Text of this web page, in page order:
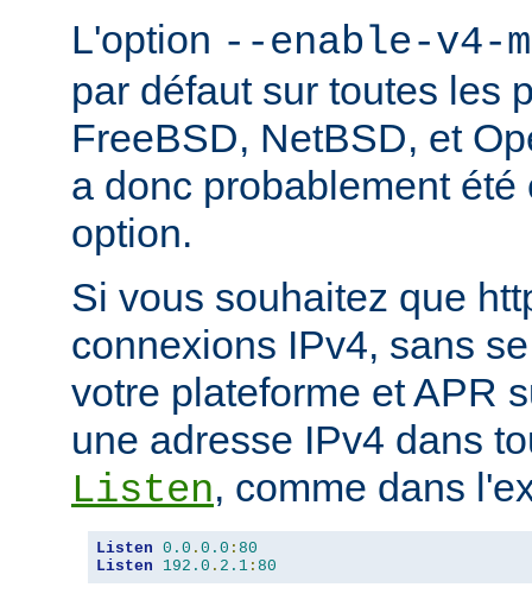
L'option --enable-v4-
par défaut sur toutes les
FreeBSD, NetBSD, et
a donc probablement
option.
Si vous souhaitez que
connexions IPv4, sans
votre plateforme et APR
une adresse IPv4 dans
Listen, comme dans
Listen 0.0 . 0.0 : 80
Listen
192.0 . 2.1 : 80